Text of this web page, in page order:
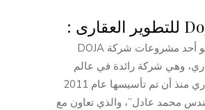
مول اورورا هو أحد مشروعات شركة DOJA
وهي شركة رائدة في عالم
التطوير العقاري منذ أن تم تأسيسها عام 2011
محمد عادل”، والذي تعاون مع